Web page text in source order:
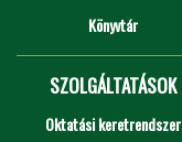
Könyvtár
SZOLGÁLTATÁSOK
Oktatási keretrendszer